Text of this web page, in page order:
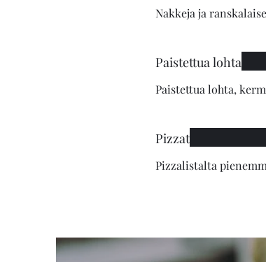
Nakkeja ja
Paistettua lohta
Paistettua lohta,
Pizzat
Pizzalistalta